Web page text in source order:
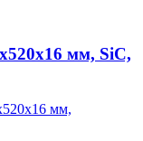
мм, SiC,